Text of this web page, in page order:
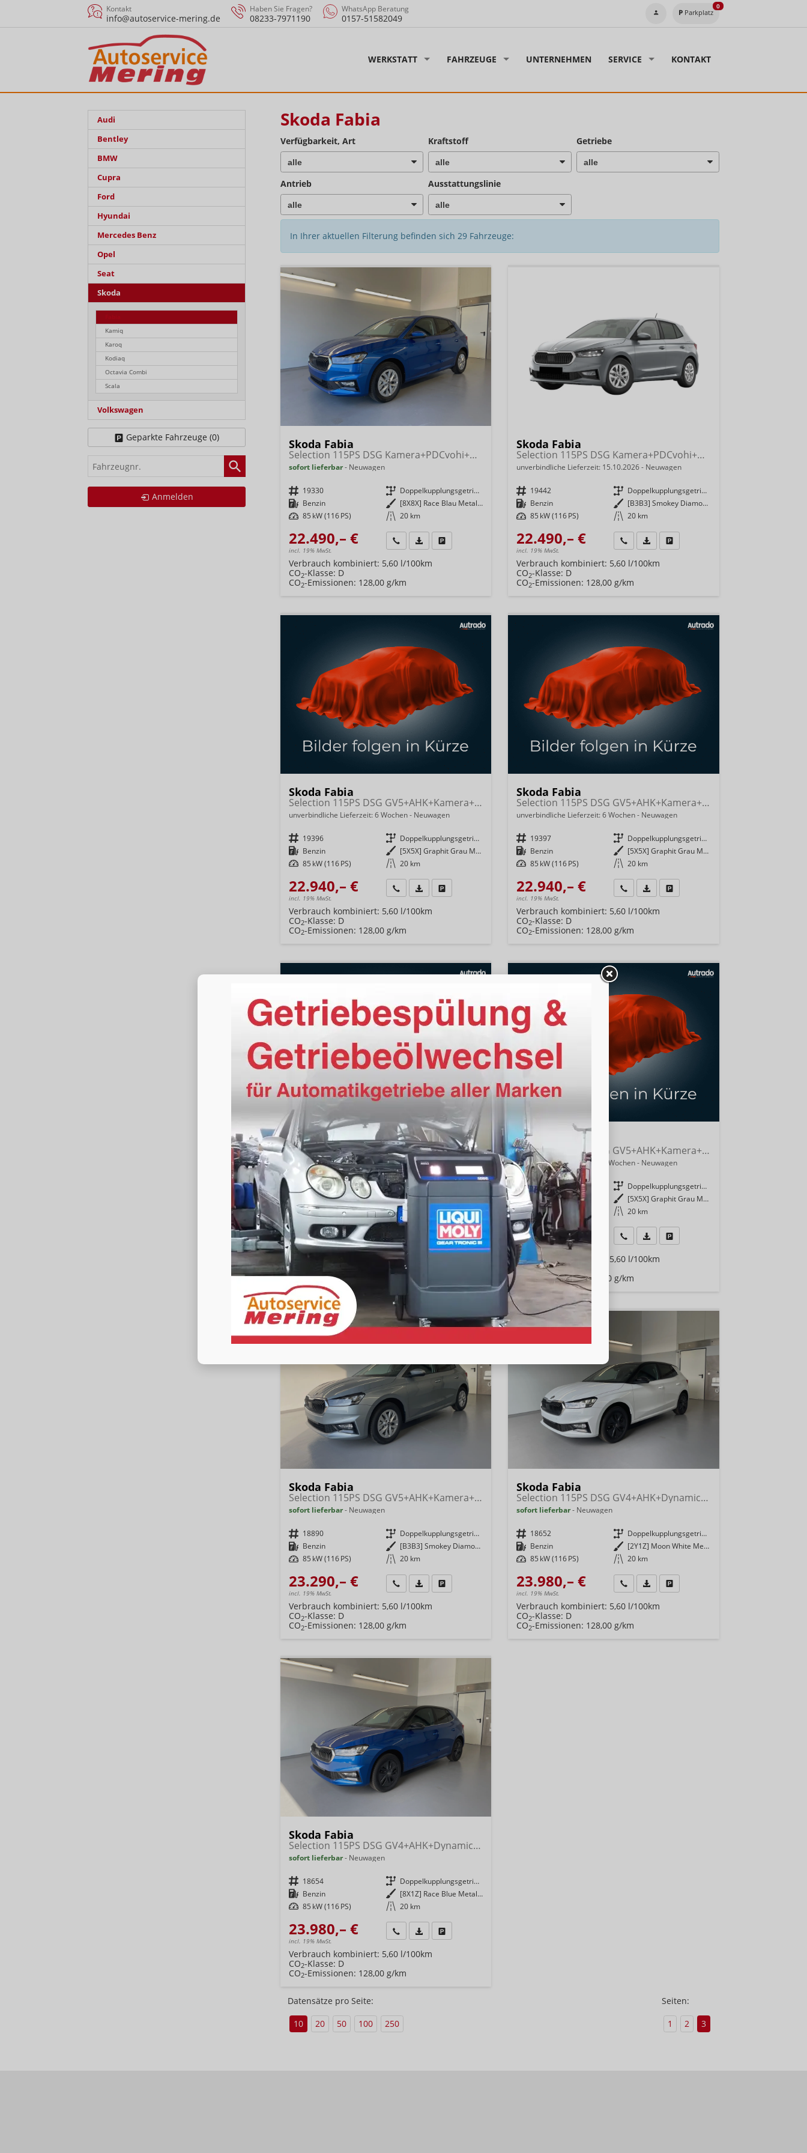
Kontakt
info@autoservice-mering.de
Haben Sie Fragen?
08233-7971190
WhatsApp Beratung
0157-51582049
Parkplatz
0
WERKSTATT FAHRZEUGE UNTERNEHMEN SERVICE KONTAKT
Skoda Fabia
Verfügbarkeit, Art Kraftstoff Getriebe
Antrieb Ausstattungslinie
In Ihrer aktuellen Filterung befinden sich 29Fahrzeuge:
Skoda Fabia
Selection 115PS DSG Kamera+PDCvohi+Alu15+AppConnect+Sitzheizung+Sunset+LED
sofort lieferbar Neuwagen
Fahrzeugnr. 19330 Getriebe
Doppelkupplungsgetriebe (DSG)
Kraftstoff Benzin Außenfarbe
[8X8X] Race Blau Metallic
Leistung 85 kW (116 PS) Kilometerstand 20 km
22.490,– €
incl. 19% MwSt.
Wir rufen Sie an
Fahrzeugexposé (PDF)
Fahrzeug parken
Verbrauch kombiniert: 5,60 l/100km
CO2-Klasse: D
CO2-Emissionen: 128,00 g/km
Skoda Fabia
Selection 115PS DSG Kamera+PDCvohi+Alu15+AppConnect+Sitzheizung+Sunset+LED
unverbindliche Lieferzeit: 15.10.2026 Neuwagen
Fahrzeugnr. 19442 Getriebe
Doppelkupplungsgetriebe (DSG)
Kraftstoff Benzin Außenfarbe
[B3B3] Smokey Diamond-Silber Metallic
Leistung 85 kW (116 PS) Kilometerstand 20 km
22.490,– €
incl. 19% MwSt.
Wir rufen Sie anFahrzeugexposé (PDF)
Verbrauch kombiniert: 5,60 l/100km
CO2-Klasse: D
CO2-Emissionen: 128,00 g/km
Skoda Fabia
Selection 115PS DSG GV5+AHK+Kamera+Alu+Kessy+Climatronic+Sitzheiz+Sunset+App
unverbindliche Lieferzeit:6 Wochen Neuwagen
Fahrzeugnr. 19396 Getriebe
Doppelkupplungsgetriebe (DSG)
Kraftstoff Benzin Außenfarbe
[5X5X] Graphit Grau Metallic
Leistung 85 kW (116 PS) Kilometerstand 20 km
22.940,– €
incl. 19% MwSt.
Wir rufen Sie an
Fahrzeugexposé (PDF)
Fahrzeug parken
Verbrauch kombiniert: 5,60 l/100km
CO2-Klasse: D
CO2-Emissionen: 128,00 g/km
Skoda Fabia
Selection 115PS DSG GV5+AHK+Kamera+Alu+Kessy+Climatronic+Sitzheiz+Sunset+App
unverbindliche Lieferzeit:6 Wochen Neuwagen
Fahrzeugnr. 19397 Getriebe
Doppelkupplungsgetriebe (DSG)
Kraftstoff Benzin Außenfarbe
[5X5X] Graphit Grau Metallic
Leistung 85 kW (116 PS) Kilometerstand 20 km
22.940,– €
incl. 19% MwSt.
Wir rufen Sie anFahrzeugexposé (PDF)
Verbrauch kombiniert: 5,60 l/100km
CO2-Klasse: D
CO2-Emissionen: 128,00 g/km
Skoda Fabia
Selection 115PS DSG GV5+AHK+Kamera+Alu+Kessy+Climatronic+Sitzheiz+Sunset+App
unverbindliche Lieferzeit:6 Wochen Neuwagen
19648 Getriebe
Benzin Außenfarbe
[5X5X] Graphit Grau Metallic
Leistung 85 kW (116 PS) Kilometerstand 20 km
22.940,– €
incl. 19% MwSt.
Wir rufen Sie an
Fahrzeugexposé (PDF)
Fahrzeug parken
Verbrauch kombiniert:5,60 l/100km
CO
CO -Emissionen: 128,00 g/km
Skoda Fabia
Selection 115PS DSG GV5+AHK+Kamera+Alu+Kessy+Climatronic+Sitzheiz+Sunset+App
unverbindliche Lieferzeit: 6 Wochen Neuwagen
Fahrzeugnr. 19649 Getriebe
Doppelkupplungsgetriebe (DSG)
Kraftstoff
Benzin Außenfarbe
[5X5X] Graphit Grau Metallic
Leistung 85 kW (116 PS) Kilometerstand 20 km
22.940,– €
incl. 19% MwSt.
Wir rufen Sie anFahrzeugexposé (PDF)
Verbrauch kombiniert: 5,60 l/100km
CO -Klasse: D
CO -Emissionen:128,00 g/km
Skoda Fabia
Selection 115PS DSG GV5+AHK+Kamera+Alu+Kessy+Climatronic+Sitzheiz+Sunset+App
sofort lieferbar Neuwagen
Fahrzeugnr. 18890 Getriebe
Doppelkupplungsgetriebe (DSG)
Kraftstoff Benzin Außenfarbe
[B3B3] Smokey Diamond-Silber Metallic
Leistung 85 kW (116 PS) Kilometerstand 20 km
23.290,– €
incl. 19% MwSt.
Wir rufen Sie an
Fahrzeugexposé (PDF)
Fahrzeug parken
Verbrauch kombiniert: 5,60 l/100km
CO2-Klasse: D
CO2-Emissionen: 128,00 g/km
Skoda Fabia
Selection 115PS DSG GV4+AHK+Dynamic+Cam+Kessy+Alu16+Sitzheiz+Climatronic+PDCvohi
sofort lieferbar Neuwagen
Fahrzeugnr. 18652 Getriebe
Doppelkupplungsgetriebe (DSG)
Kraftstoff Benzin Außenfarbe
[2Y1Z] Moon White Metallic / Dach Schwarz
Leistung 85 kW (116 PS) Kilometerstand 20 km
23.980,– €
incl. 19% MwSt.
Wir rufen Sie anFahrzeugexposé (PDF)
Verbrauch kombiniert: 5,60 l/100km
CO2-Klasse: D
CO2-Emissionen: 128,00 g/km
Skoda Fabia
Selection 115PS DSG GV4+AHK+Dynamic+Cam+Kessy+Alu16+Sitzheiz+Climatronic+PDCvohi
sofort lieferbar Neuwagen
Fahrzeugnr. 18654 Getriebe
Doppelkupplungsgetriebe (DSG)
Kraftstoff Benzin Außenfarbe
[8X1Z] Race Blue Metallic / Dach Schwarz
Leistung 85 kW (116 PS) Kilometerstand 20 km
23.980,– €
incl. 19% MwSt.
Wir rufen Sie an
Fahrzeugexposé (PDF)
Fahrzeug parken
Verbrauch kombiniert: 5,60 l/100km
CO2-Klasse: D
CO2-Emissionen: 128,00 g/km
Datensätze pro Seite:
10
20 50 100 250
Seiten:
1
2 3
Audi
Bentley
BMW
Cupra
Ford
Hyundai
Mercedes Benz
Opel
Seat
Skoda
Kamiq
Karoq
Kodiaq
Octavia Combi
Scala
Volkswagen
Geparkte Fahrzeuge (0)
Fahrzeugnr.
Anmelden